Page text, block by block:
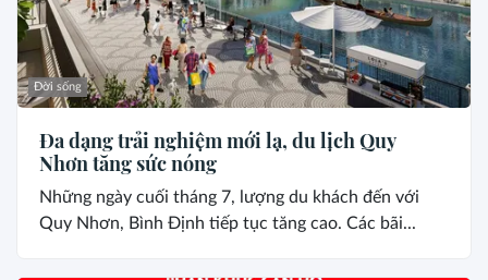
Đời sống
Đa dạng trải nghiệm mới lạ, du lịch Quy
Nhơn tăng sức nóng
Những ngày cuối tháng 7, lượng du khách đến với
Quy Nhơn, Bình Định tiếp tục tăng cao. Các bãi...